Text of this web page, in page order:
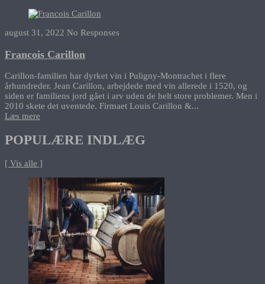
august 31, 2022 No Responses
Francois Carillon
Carillon-familien har dyrket vin i Puligny-Montrachet i flere
århundreder. Jean Carillon, arbejdede med vin allerede i 1520, og
siden er familiens jord gået i arv uden de helt store problemer. Men i
2010 skete det uventede. Firmaet Louis Carillon &...
Læs mere
POPULÆRE INDLÆG
[ Vis alle ]